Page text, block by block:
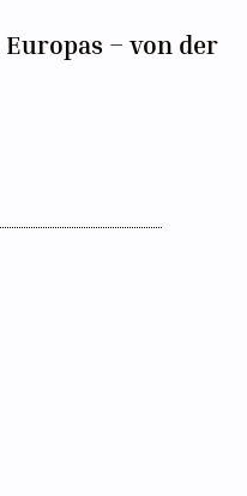
– von der